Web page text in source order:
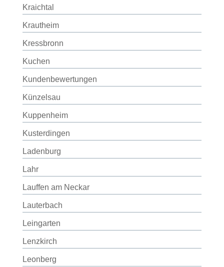
Kraichtal
Krautheim
Kressbronn
Kuchen
Kundenbewertungen
Künzelsau
Kuppenheim
Kusterdingen
Ladenburg
Lahr
Lauffen am Neckar
Lauterbach
Leingarten
Lenzkirch
Leonberg